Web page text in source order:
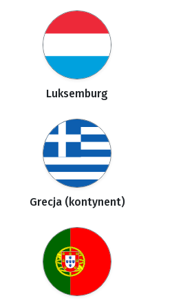
Luksemburg
Grecja (kontynent)